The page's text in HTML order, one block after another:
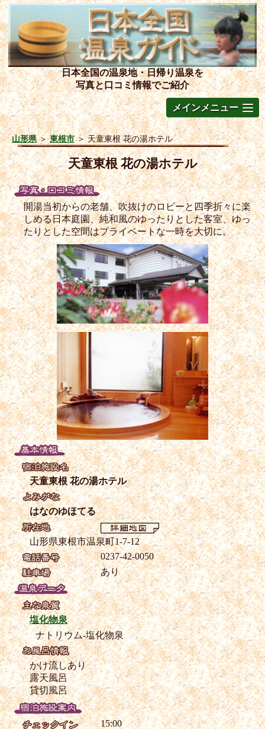
日本全国の温泉地・日帰り温泉を
写真と口コミ情報でご紹介
メインメニュー
山形県＞東根市＞天童東根 花の湯ホテル
天童東根 花の湯ホテル
開湯当初からの老舗、吹抜けのロビーと四季折々に楽
しめる日本庭園、純和風のゆったりとした客室、ゆっ
たりとした空間はプライベートな一時を大切に。
天童東根 花の湯ホテル
はなのゆほてる
山形県東根市温泉町1-7-12
0237-42-0050
あり
塩化物泉
ナトリウム-塩化物泉
かけ流しあり
露天風呂
貸切風呂
15:00